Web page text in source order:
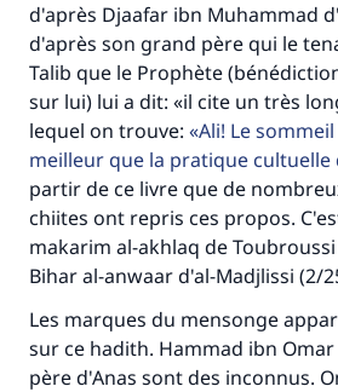
d'après Djaafar ibn Muhammad
d'après son grand père qui le
Talib que le Prophète
sur lui) lui a dit: «il cite un très
lequel on trouve: Ali! Le
meilleur que la pratique cultuelle
partir de ce livre que de
chiites ont repris ces propos.
makarim al-akhlaq de
Bihar al-anwaar d'al-Madjlissi (2/
Les marques du mensonge
sur ce hadith. Hammad ibn
père d'Anas sont des inconnus.